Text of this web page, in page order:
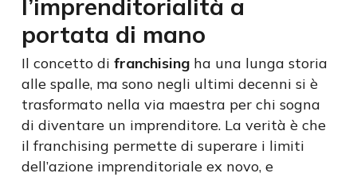
l’imprenditorialità a
portata di mano
Il concetto di franchising ha una lunga storia
alle spalle, ma sono negli ultimi decenni si è
trasformato nella via maestra per chi sogna
di diventare un imprenditore. La verità è che
il franchising permette di superare i limiti
dell’azione imprenditoriale ex novo, e